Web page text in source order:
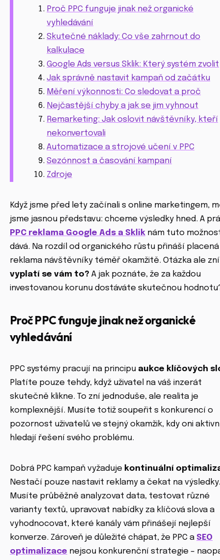
Proč PPC funguje jinak než organické
vyhledávání
Skutečné náklady: Co vše zahrnout do
kalkulace
Google Ads versus Sklik: Který systém zvolit
Jak správně nastavit kampaň od začátku
Měření výkonnosti: Co sledovat a proč
Nejčastější chyby a jak se jim vyhnout
Remarketing: Jak oslovit návštěvníky, kteří
nekonvertovali
Automatizace a strojové učení v PPC
Sezónnost a časování kampaní
Zdroje
Když jsme před lety začínali s online marketingem,
jsme jasnou představu: chceme výsledky hned. A
PPC reklama Google Ads a Sklik nám tuto
dává. Na rozdíl od organického růstu přináší placená
reklama návštěvníky téměř okamžitě. Otázka ale
vyplatí se vám to? A jak poznáte, že za každou
investovanou korunu dostáváte skutečnou
Proč PPC funguje jinak než organické
vyhledávání
PPC systémy pracují na principu aukce klíčových
Platíte pouze tehdy, když uživatel na váš inzerát
skutečně klikne. To zní jednoduše, ale realita je
komplexnější. Musíte totiž soupeřit s konkurencí o
pozornost uživatelů ve stejný okamžik, kdy oni
hledají řešení svého problému.
Dobrá PPC kampaň vyžaduje kontinuální
Nestačí pouze nastavit reklamy a čekat na výsledky.
Musíte průběžně analyzovat data, testovat různé
varianty textů, upravovat nabídky za klíčová slova a
vyhodnocovat, které kanály vám přinášejí nejlepší
konverze. Zároveň je důležité chápat, že PPC a SEO
optimalizace nejsou konkurenční strategie –